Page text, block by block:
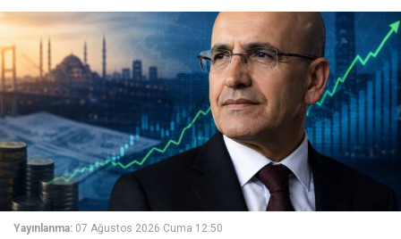
Yayınlanma: 07 Ağustos 2026 Cuma 12:50